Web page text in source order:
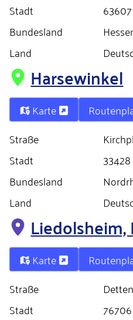
Stadt
Bundesland
Land
Harsewinkel
Karte
Straße
Stadt
Bundesland
Land
Karte
Straße
Stadt